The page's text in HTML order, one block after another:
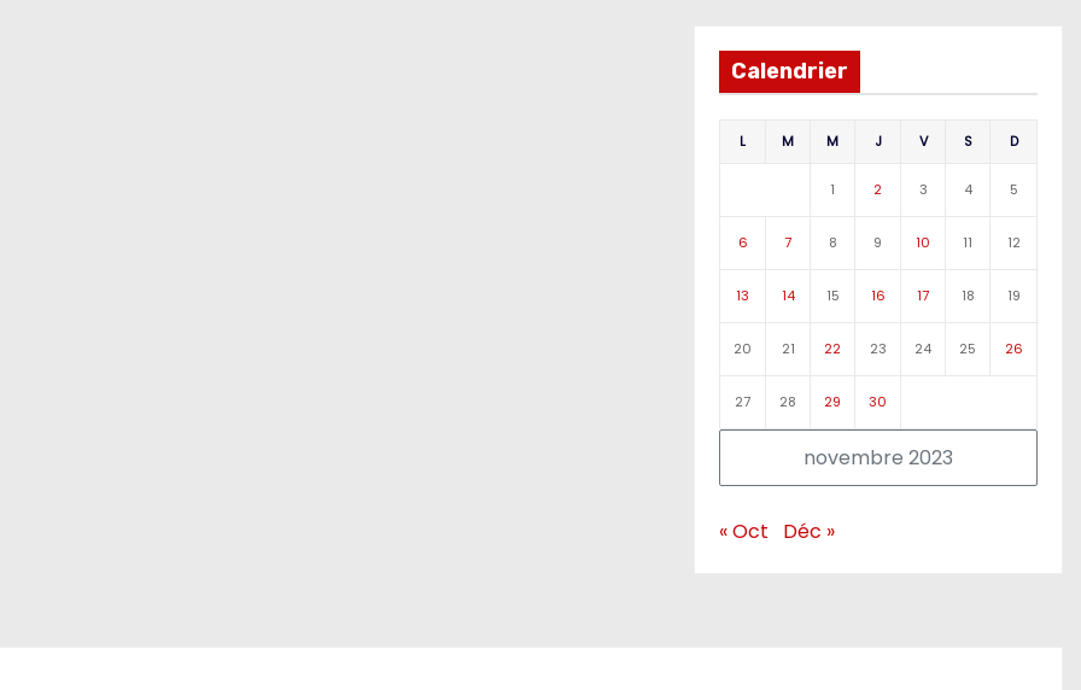
Calendrier
novembre 2023
L M M J V S D
1 2 3 4 5
6 7 8 9 10 11 12
13 14 15 16 17 18 19
20 21 22 23 24 25 26
27 28 29 30
« Oct Déc »